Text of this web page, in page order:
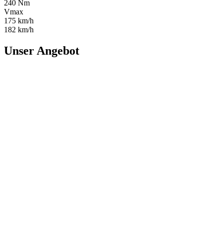
240 Nm
Vmax
175 km/h
182 km/h
Unser Angebot